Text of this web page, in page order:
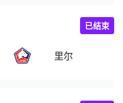
里尔
已结束